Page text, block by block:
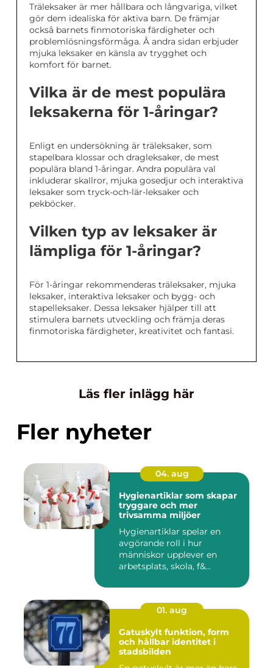
Träleksaker är mer hållbara och långvariga, vilket
gör dem idealiska för aktiva barn. De främjar
också barnets finmotoriska färdigheter och
problemlösningsförmåga. Å andra sidan erbjuder
mjuka leksaker en känsla av trygghet och
komfort för barnet.
Vilka är de mest populära
leksakerna för 1-åringar?
Enligt en undersökning är träleksaker, som
stapelbara klossar och dragleksaker, de mest
populära bland 1-åringar. Andra populära val
inkluderar skallror, mjuka gosedjur och interaktiva
leksaker som tryck-och-lär-leksaker och
pekböcker.
Vilken typ av leksaker är
lämpliga för 1-åringar?
För 1-åringar rekommenderas träleksaker, mjuka
leksaker, interaktiva leksaker och bygg- och
stapelleksaker. Dessa leksaker hjälper till att
stimulera barnets utveckling och främja deras
finmotoriska färdigheter, kreativitet och fantasi.
Läs fler inlägg här
Fler nyheter
04. aug
Hygienartiklar som skapar
tryggare och mer
trivsamma miljöer
Hygienartiklar spelar en
avgörande roll i hur
människor upplever en
arbetsplats, skola, f&...
01. aug
Gatuskylt funktion, form
och hållbar identitet i
stadsbilden